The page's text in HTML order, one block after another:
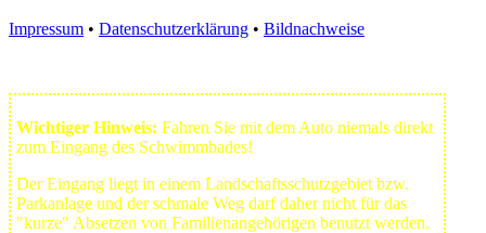
Impressum • Datenschutzerklärung • Bildnachweise
Wichtiger Hinweis: Fahren Sie mit dem Auto niemals direkt
zum Eingang des Schwimmbades!
Der Eingang liegt in einem Landschafts­schutzgebiet bzw.
Park­anlage und der schmale Weg darf daher nicht für das
"kurze" Absetzen von Familienangehörigen benutzt werden.